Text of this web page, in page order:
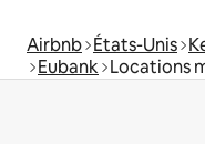
Airbnb États-Unis
Eubank Locations